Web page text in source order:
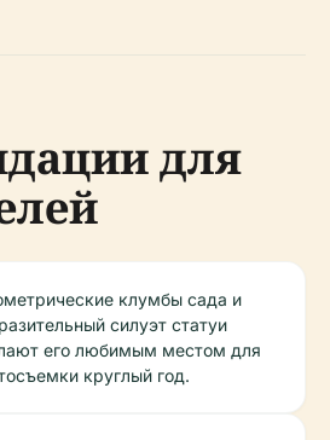
для
клумбы сада и
силуэт статуи
его любимым местом для
круглый год.